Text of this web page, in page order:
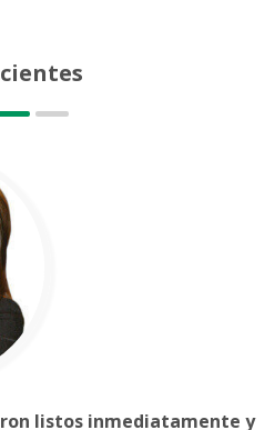
listos inmediatamente y